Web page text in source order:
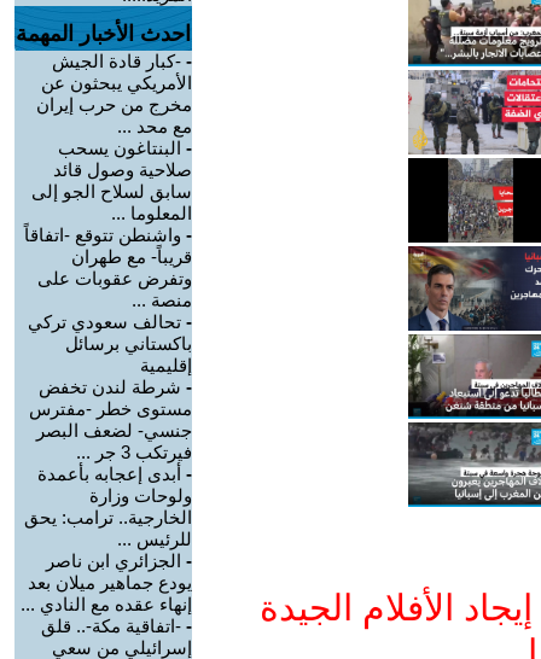
الأفلام الجيدة
احدث الأخبار المهمة
- -كبار قادة الجيش
الأمريكي يبحثون عن
مخرج من حرب إيران
مع محد ...
- البنتاغون يسحب
صلاحية وصول قائد
سابق لسلاح الجو إلى
المعلوما ...
- واشنطن تتوقع -اتفاقاً
قريباً- مع طهران
وتفرض عقوبات على
منصة ...
- تحالف سعودي تركي
باكستاني برسائل
إقليمية
- شرطة لندن تخفض
مستوى خطر -مفترس
جنسي- لضعف البصر
فيرتكب 3 جر ...
- أبدى إعجابه بأعمدة
ولوحات وزارة
الخارجية.. ترامب: يحق
للرئيس ...
- الجزائري ابن ناصر
يودع جماهير ميلان بعد
إنهاء عقده مع النادي ...
- -اتفاقية مكة-.. قلق
إسرائيلي من سعي